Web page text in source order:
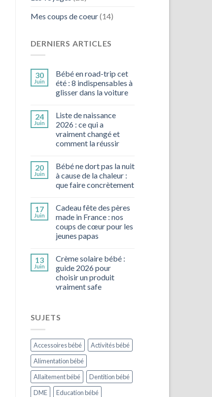
Mes coups de coeur(14)
DERNIERS ARTICLES
30
Juin
Bébé en road-trip cet
été : 8 indispensables à
glisser dans la voiture
24
Juin
Liste de naissance
2026 : ce qui a
vraiment changé et
comment la réussir
20
Juin
Bébé ne dort pas la nuit
à cause de la chaleur :
que faire concrètement
17
Juin
Cadeau fête des pères
made in France : nos
coups de cœur pour les
jeunes papas
13
Juin
Crème solaire bébé :
guide 2026 pour
choisir un produit
vraiment safe
SUJETS
Accessoires bébé
Activités bébé
Alimentation bébé
Allaitement bébé
Dentition bébé
DME
Education bébé